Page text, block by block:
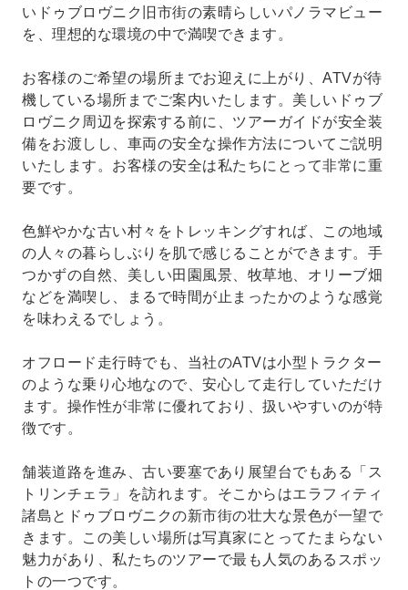
いドゥブロヴニク旧市街の素晴らしいパノラマビュー
を、理想的な環境の中で満喫できます。
お客様のご希望の場所までお迎えに上がり、ATVが待
機している場所までご案内いたします。美しいドゥブ
ロヴニク周辺を探索する前に、ツアーガイドが安全装
備をお渡しし、車両の安全な操作方法についてご説明
いたします。お客様の安全は私たちにとって非常に重
要です。
色鮮やかな古い村々をトレッキングすれば、この地域
の人々の暮らしぶりを肌で感じることができます。手
つかずの自然、美しい田園風景、牧草地、オリーブ畑
などを満喫し、まるで時間が止まったかのような感覚
を味わえるでしょう。
オフロード走行時でも、当社のATVは小型トラクター
のような乗り心地なので、安心して走行していただけ
ます。操作性が非常に優れており、扱いやすいのが特
徴です。
舗装道路を進み、古い要塞であり展望台でもある「ス
トリンチェラ」を訪れます。そこからはエラフィティ
諸島とドゥブロヴニクの新市街の壮大な景色が一望で
きます。この美しい場所は写真家にとってたまらない
魅力があり、私たちのツアーで最も人気のあるスポッ
トの一つです。